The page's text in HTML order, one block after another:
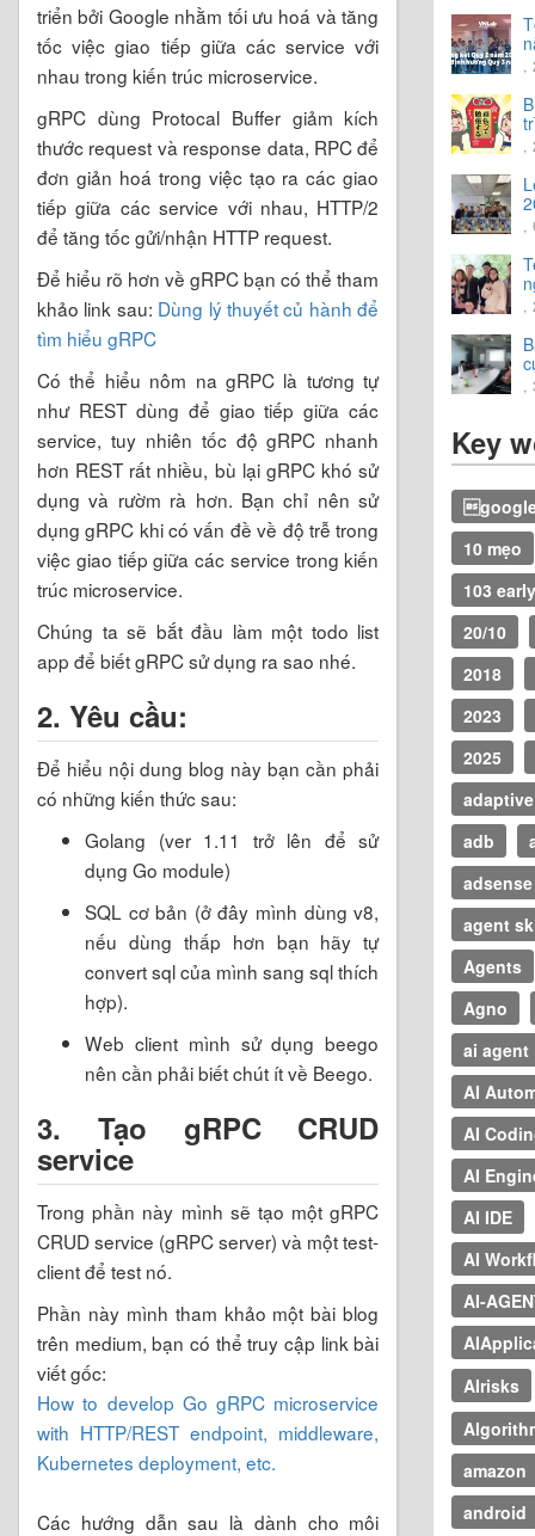
triển bởi Google nhằm tối ưu hoá và tăng
tốc việc giao tiếp giữa các service với
nhau trong kiến trúc microservice.
gRPC dùng Protocal Buffer giảm kích
thước request và response data, RPC để
đơn giản hoá trong việc tạo ra các giao
tiếp giữa các service với nhau, HTTP/2
để tăng tốc gửi/nhận HTTP request.
Để hiểu rõ hơn về gRPC bạn có thể tham
khảo link sau: Dùng lý thuyết củ hành để
tìm hiểu gRPC
Có thể hiểu nôm na gRPC là tương tự
như REST dùng để giao tiếp giữa các
service, tuy nhiên tốc độ gRPC nhanh
hơn REST rất nhiều, bù lại gRPC khó sử
dụng và rườm rà hơn. Bạn chỉ nên sử
dụng gRPC khi có vấn đề về độ trễ trong
việc giao tiếp giữa các service trong kiến
trúc microservice.
Chúng ta sẽ bắt đầu làm một todo list
app để biết gRPC sử dụng ra sao nhé.
2. Yêu cầu:
Để hiểu nội dung blog này bạn cần phải
có những kiến thức sau:
Golang (ver 1.11 trở lên để sử
dụng Go module)
SQL cơ bản (ở đây mình dùng v8,
nếu dùng thấp hơn bạn hãy tự
convert sql của mình sang sql thích
hợp).
Web client mình sử dụng beego
nên cần phải biết chút ít về Beego.
3. Tạo gRPC CRUD
service
Trong phần này mình sẽ tạo một gRPC
CRUD service (gRPC server) và một test-
client để test nó.
Phần này mình tham khảo một bài blog
trên medium, bạn có thể truy cập link bài
viết gốc:
How to develop Go gRPC microservice
with HTTP/REST endpoint, middleware,
Kubernetes deployment, etc.
Các hướng dẫn sau là dành cho môi
,
,
,
,
,
Key
10 mẹo
103
20/10
2018
2023
2025
adb
adsense
agent
Agents
Agno
ai agent
AI
AI
AI
AI IDE
AI
AI-
AIrisks
amazon
android